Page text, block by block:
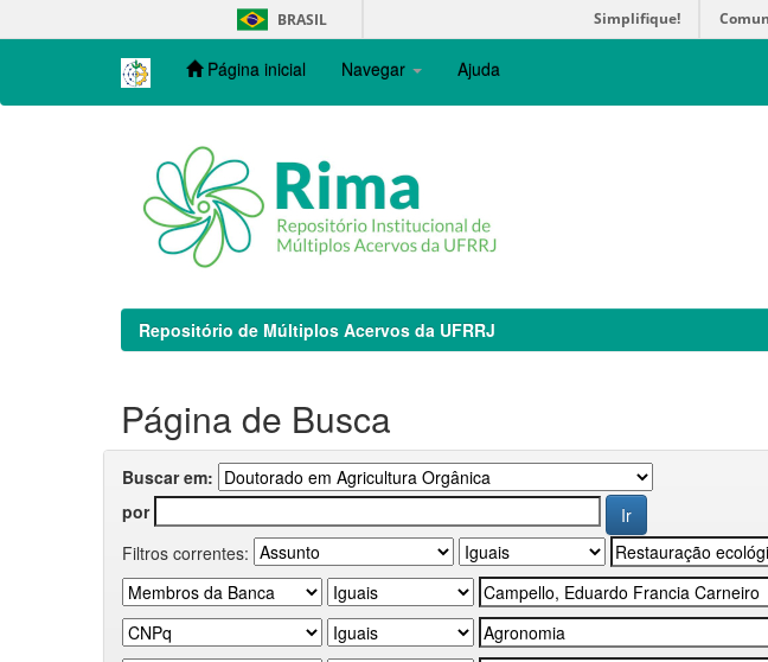
navigation
BRASIL Simplifique!
Página inicial Navegar Ajuda
Repositório de Múltiplos Acervos da UFRRJ
Página de Busca
Buscar em:
por
Filtros correntes: